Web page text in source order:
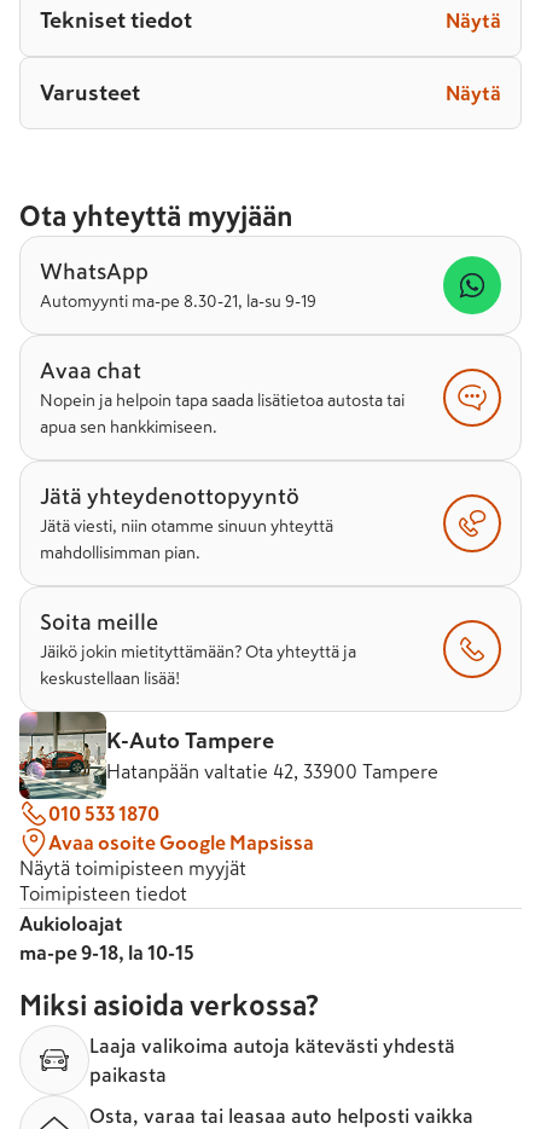
Tekniset tiedot Näytä
Varusteet Näytä
Ota yhteyttä myyjään
WhatsApp
Automyynti ma-pe 8.30-21, la-su 9-19
Avaa chat
Nopein ja helpoin tapa saada lisätietoa autosta tai
apua sen hankkimiseen.
Jätä yhteydenottopyyntö
Jätä viesti, niin otamme sinuun yhteyttä
mahdollisimman pian.
Soita meille
Jäikö jokin mietityttämään? Ota yhteyttä ja
keskustellaan lisää!
K-Auto Tampere
Hatanpään valtatie 42, 33900 Tampere
010 533 1870
Avaa osoite Google Mapsissa
Näytä toimipisteen myyjät
Toimipisteen tiedot
Aukioloajat
ma-pe 9-18, la 10-15
Miksi asioida verkossa?
Laaja valikoima autoja kätevästi yhdestä
paikasta
Osta, varaa tai leasaa auto helposti vaikka